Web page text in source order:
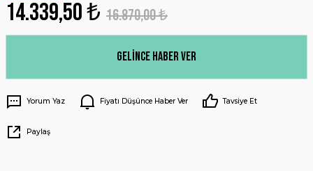
14.339,50 ₺ 16.870,00 ₺
Gelince Haber Ver
Yorum Yaz Fiyatı Düşünce Haber Ver Tavsiye Et
Paylaş